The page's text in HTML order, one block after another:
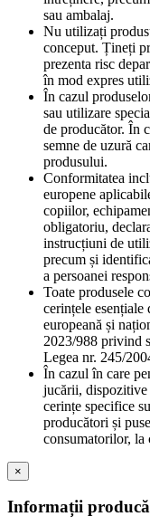
sau ambalaj.
Nu utilizați
conceput. Țineți
prezenta risc
în mod expres
În cazul
sau utilizare
de producător. În
semne de uzură
produsului.
Conformitatea
europene
copiilor,
obligatoriu,
instrucțiuni de
precum și
a persoanei
Toate produsele
cerințele esențiale
europeană și
2023/988 privind
Legea nr. 245/
În cazul în care
jucării, dispozitive
cerințe specifice
producători și
consumatorilor, la
×
Informații